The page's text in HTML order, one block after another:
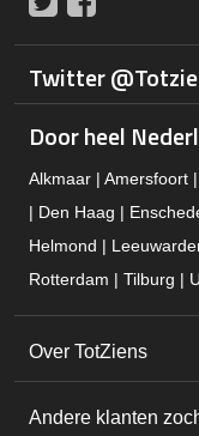
Twitter
Door heel
Alkmaar | Amersfoort
| Den Haag |
Helmond |
Rotterdam | Tilburg |
Over TotZiens
Andere klanten